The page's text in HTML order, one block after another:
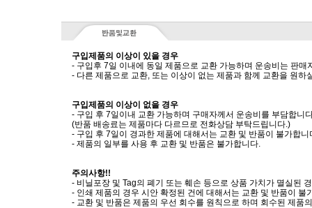
구입제품의 이상이 있을 경우
- 구입후 7일 이내에 동일 제품으로 교환 가능하며 운송비는 판매
- 다른 제품으로 교환, 또는 이상이 없는 제품과 함께 교환을 원하
구입제품의 이상이 없을 경우
- 구입 후 7일이내 교환 가능하며 구매자께서 운송비를 부담합니
(반품 배송료는 제품마다 다르므로 전화상담 부탁드립니다.)
- 구입 후 7일이 경과한 제품에 대해서는 교환 및 반품이 불가합니
- 제품의 일부를 사용 후 교환 및 반품은 불가합니다.
주의사항!!
- 비닐포장 및 Tag의 폐기 또는 훼손 등으로 상품 가치가 멸실된
- 인쇄 제품의 경우 시안 확정된 건에 대해서는 교환 및 반품이 불
- 교환 및 반품은 제품의 우선 회수를 원칙으로 하며 회수된 제품